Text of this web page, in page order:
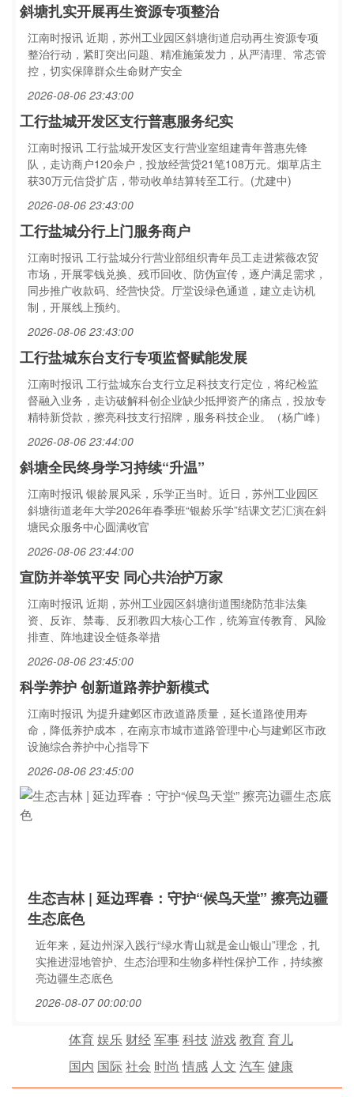
斜塘扎实开展再生资源专项整治
江南时报讯 近期，苏州工业园区斜塘街道启动再生资源专项
整治行动，紧盯突出问题、精准施策发力，从严清理、常态管
控，切实保障群众生命财产安全
2026-08-06 23:43:00
工行盐城开发区支行普惠服务纪实
江南时报讯 工行盐城开发区支行营业室组建青年普惠先锋
队，走访商户120余户，投放经营贷21笔108万元。烟草店主
获30万元信贷扩店，带动收单结算转至工行。(尤建中)
2026-08-06 23:43:00
工行盐城分行上门服务商户
江南时报讯 工行盐城分行营业部组织青年员工走进紫薇农贸
市场，开展零钱兑换、残币回收、防伪宣传，逐户满足需求，
同步推广收款码、经营快贷。厅堂设绿色通道，建立走访机
制，开展线上预约。
2026-08-06 23:43:00
工行盐城东台支行专项监督赋能发展
江南时报讯 工行盐城东台支行立足科技支行定位，将纪检监
督融入业务，走访破解科创企业缺少抵押资产的痛点，投放专
精特新贷款，擦亮科技支行招牌，服务科技企业。（杨广峰）
2026-08-06 23:44:00
斜塘全民终身学习持续“升温”
江南时报讯 银龄展风采，乐学正当时。近日，苏州工业园区
斜塘街道老年大学2026年春季班“银龄乐学”结课文艺汇演在斜
塘民众服务中心圆满收官
2026-08-06 23:44:00
宣防并举筑平安 同心共治护万家
江南时报讯 近期，苏州工业园区斜塘街道围绕防范非法集
资、反诈、禁毒、反邪教四大核心工作，统筹宣传教育、风险
排查、阵地建设全链条举措
2026-08-06 23:45:00
科学养护 创新道路养护新模式
江南时报讯 为提升建邺区市政道路质量，延长道路使用寿
命，降低养护成本，在南京市城市道路管理中心与建邺区市政
设施综合养护中心指导下
2026-08-06 23:45:00
生态吉林 | 延边珲春：守护“候鸟天堂” 擦亮边疆
生态底色
近年来，延边州深入践行“绿水青山就是金山银山”理念，扎
实推进湿地管护、生态治理和生物多样性保护工作，持续擦
亮边疆生态底色
2026-08-07 00:00:00
体育娱乐 财经军事科技游戏教育育儿
国内 国际社会 时尚 情感 人文 汽车健康